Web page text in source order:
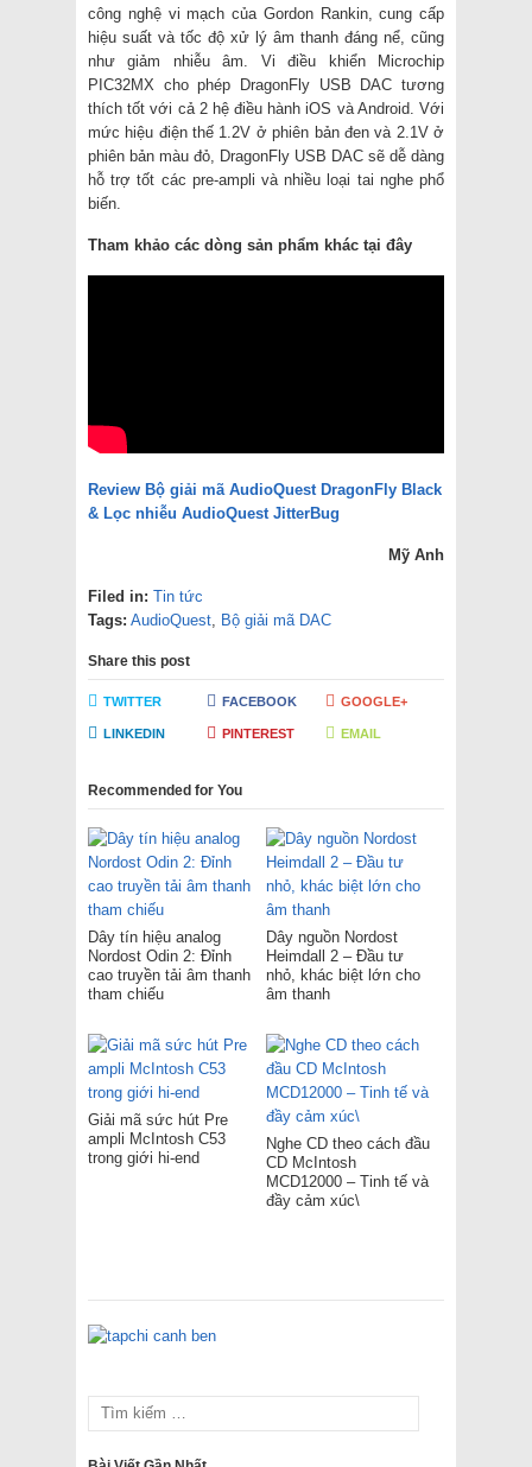
công nghệ vi mạch của Gordon Rankin, cung cấp
hiệu suất và tốc độ xử lý âm thanh đáng nể, cũng
như giảm nhiễu âm. Vi điều khiển Microchip
PIC32MX cho phép DragonFly USB DAC tương
thích tốt với cả 2 hệ điều hành iOS và Android. Với
mức hiệu điện thế 1.2V ở phiên bản đen và 2.1V ở
phiên bản màu đỏ, DragonFly USB DAC sẽ dễ dàng
hỗ trợ tốt các pre-ampli và nhiều loại tai nghe phổ
biến.
Tham khảo các dòng sản phẩm khác tại đây
Review Bộ giải mã AudioQuest DragonFly Black
& Lọc nhiễu AudioQuest JitterBug
Mỹ Anh
Filed in: Tin tức
Tags: AudioQuest Bộ giải mã DAC
Share this post
TWITTER FACEBOOK GOOGLE+
LINKEDIN PINTEREST EMAIL
Recommended for You
Dây tín hiệu analog
Nordost Odin 2: Đỉnh
cao truyền tải âm thanh
tham chiếu
Dây nguồn Nordost
Heimdall 2 – Đầu tư
nhỏ, khác biệt lớn cho
âm thanh
Giải mã sức hút Pre
ampli McIntosh C53
trong giới hi-end
Nghe CD theo cách đầu
CD McIntosh
MCD12000 – Tinh tế và
đầy cảm xúc\